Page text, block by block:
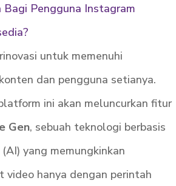
Bagi Pengguna Instagram
untuk memenuhi
dan pengguna setianya.
ini akan meluncurkan fitur
Gen, sebuah teknologi berbasis
yang memungkinkan
video hanya dengan perintah